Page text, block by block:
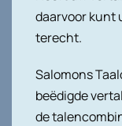
daarvoor kunt
terecht.
Salomons
beëdigde
de